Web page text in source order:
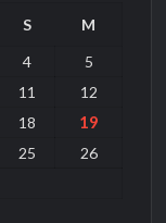
S
M
4 5
11
12
18
19
25 26